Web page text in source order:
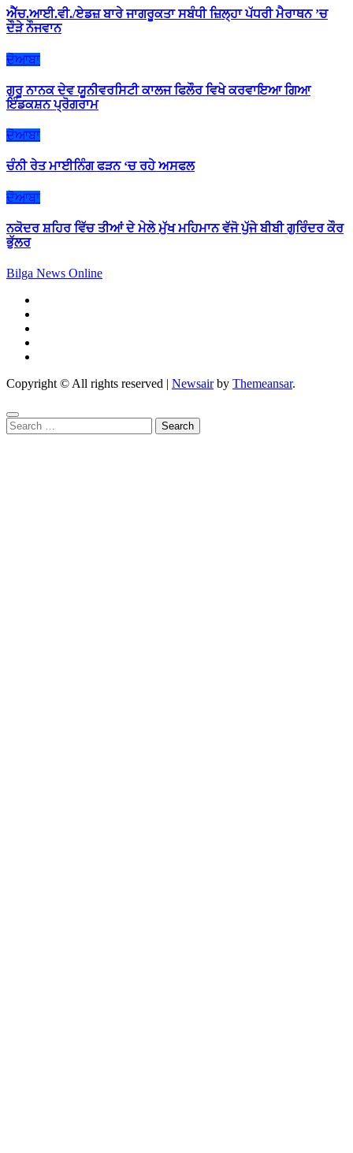
ਐੱਚ.ਆਈ.ਵੀ./ਏਡਜ਼ ਬਾਰੇ ਜਾਗਰੂਕਤਾ ਸਬੰਧੀ ਜ਼ਿਲ੍ਹਾ ਪੱਧਰੀ ਮੈਰਾਥਨ ’ਚ
ਦੌੜੇ ਨੌਜਵਾਨ
ਦੋਆਬਾ
ਗੁਰੂ ਨਾਨਕ ਦੇਵ ਯੂਨੀਵਰਸਿਟੀ ਕਾਲਜ ਫਿਲੌਰ ਵਿਖੇ ਕਰਵਾਇਆ ਗਿਆ
ਇੰਡਕਸ਼ਨ ਪ੍ਰੋਗਰਾਮ
ਦੋਆਬਾ
ਚੰਨੀ ਰੇਤ ਮਾਈਨਿੰਗ ਫੜਨ ‘ਚ ਰਹੇ ਅਸਫਲ
ਦੋਆਬਾ
ਨਕੋਦਰ ਸ਼ਹਿਰ ਵਿੱਚ ਤੀਆਂ ਦੇ ਮੇਲੇ ਮੁੱਖ ਮਹਿਮਾਨ ਵੱਜੋ ਪੁੱਜੇ ਬੀਬੀ ਗੁਰਿੰਦਰ ਕੌਰ
ਭੁੱਲਰ
Bilga News Online
Copyright © All rights reserved | Newsairby Themeansar.
Search
for: